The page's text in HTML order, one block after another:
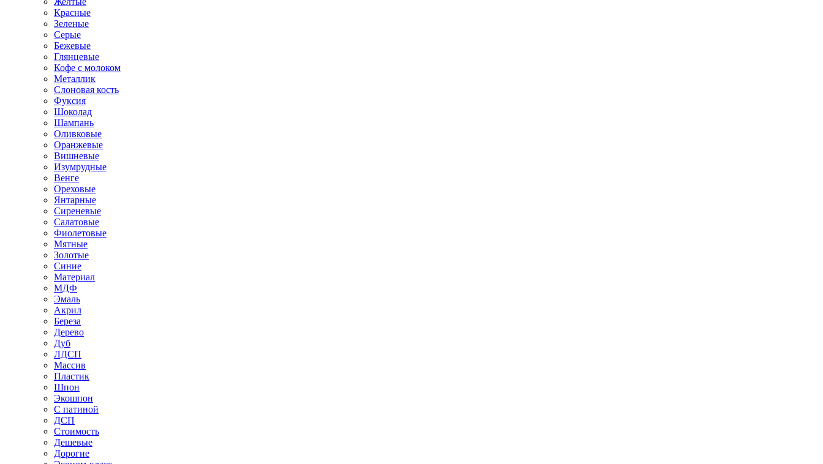
Красные
Зеленые
Серые
Бежевые
Глянцевые
Кофе с молоком
Металлик
Слоновая кость
Фуксия
Шоколад
Шампань
Оливковые
Оранжевые
Вишневые
Изумрудные
Венге
Ореховые
Янтарные
Сиреневые
Салатовые
Фиолетовые
Мятные
Золотые
Синие
Материал
МДФ
Эмаль
Акрил
Береза
Дерево
Дуб
ЛДСП
Массив
Пластик
Шпон
Экошпон
С патиной
ДСП
Стоимость
Дешевые
Дорогие